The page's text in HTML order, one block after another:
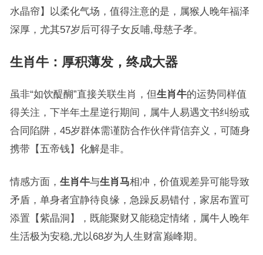
水晶帘】以柔化气场，值得注意的是，属猴人晚年福泽
深厚，尤其57岁后可得子女反哺,母慈子孝。
生肖牛：厚积薄发，终成大器
虽非“如饮醍醐”直接关联生肖，但生肖牛的运势同样值
得关注，下半年土星逆行期间，属牛人易遇文书纠纷或
合同陷阱，45岁群体需谨防合作伙伴背信弃义，可随身
携带【五帝钱】化解是非。
情感方面， 生肖牛与生肖马相冲，价值观差异可能导致
矛盾，单身者宜静待良缘，急躁反易错付，家居布置可
添置【紫晶洞】，既能聚财又能稳定情绪，属牛人晚年
生活极为安稳,尤以68岁为人生财富巅峰期。